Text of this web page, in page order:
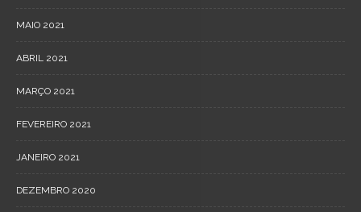
MAIO 2021
ABRIL 2021
MARÇO 2021
FEVEREIRO 2021
JANEIRO 2021
DEZEMBRO 2020